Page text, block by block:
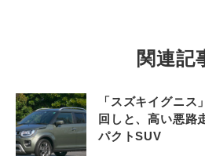
関連記
「スズキイグニス
回しと、高い悪路
パクトSUV